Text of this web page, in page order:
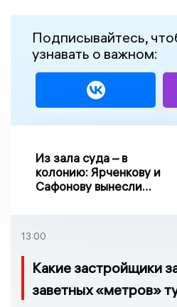
Подписывайтесь,
узнавать о важном:
Из зала суда – в
колонию: Ярченкову и
Сафонову вынесли
13:00
Какие застройщики
заветных «метров»